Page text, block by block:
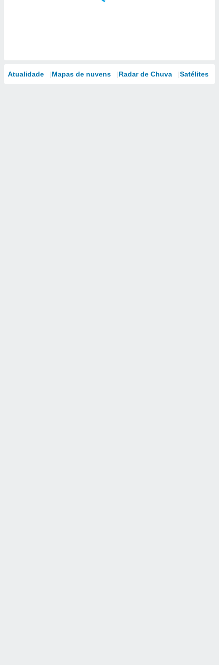
Atualidade Mapas de nuvens Radar de Chuva Satélites